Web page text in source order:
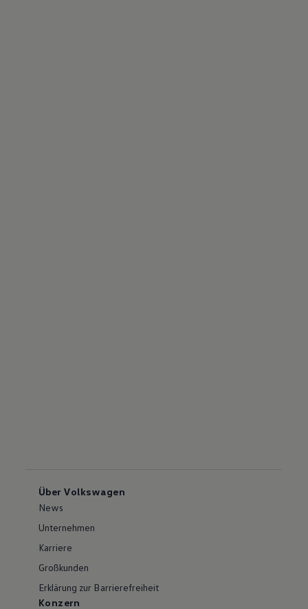
Über Volkswagen
News
Unternehmen
Karriere
Großkunden
Erklärung zur Barrierefreiheit
Konzern